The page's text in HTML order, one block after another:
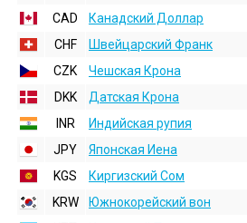
CAD
Канадский Доллар
CHF
Швейцарский Франк
CZK
Чешская Крона
DKK
Датская Крона
INR
Индийская pупия
JPY
Японская Иена
KGS
Киргизский Сом
KRW
Южнокорейский вон